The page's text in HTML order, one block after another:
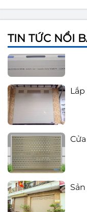
TIN TỨC NỔI